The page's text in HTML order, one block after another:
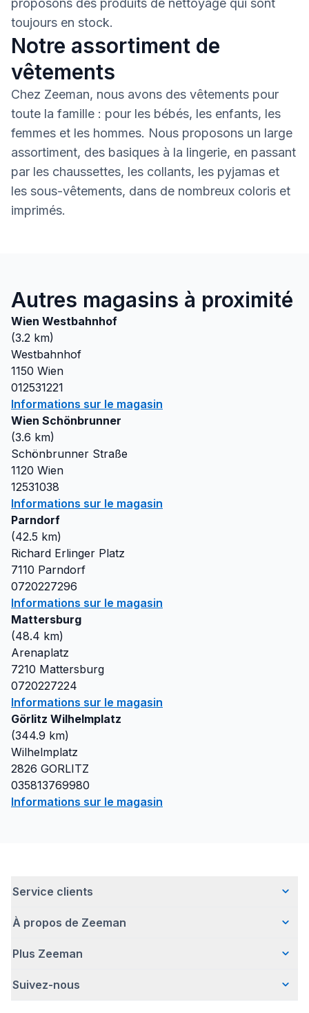
proposons des produits de nettoyage qui sont
toujours en stock.
Notre assortiment de
vêtements
Chez Zeeman, nous avons des vêtements pour
toute la famille : pour les bébés, les enfants, les
femmes et les hommes. Nous proposons un large
assortiment, des basiques à la lingerie, en passant
par les chaussettes, les collants, les pyjamas et
les sous-vêtements, dans de nombreux coloris et
imprimés.
Autres magasins à proximité
Wien Westbahnhof
(3.2 km)
Westbahnhof
1150 Wien
012531221
Informations sur le magasin
Wien Schönbrunner
(3.6 km)
Schönbrunner Straße
1120 Wien
12531038
Informations sur le magasin
Parndorf
(42.5 km)
Richard Erlinger Platz
7110 Parndorf
0720227296
Informations sur le magasin
Mattersburg
(48.4 km)
Arenaplatz
7210 Mattersburg
0720227224
Informations sur le magasin
Görlitz Wilhelmplatz
(344.9 km)
Wilhelmplatz
2826 GORLITZ
035813769980
Informations sur le magasin
Service clients
Questions fréquentes
Livraison
Retour d'articles
À propos de Zeeman
Qui sommes-nous ?
Une entreprise responsable
Plus Zeeman
Avertissement de sécurité
Suivez-nous